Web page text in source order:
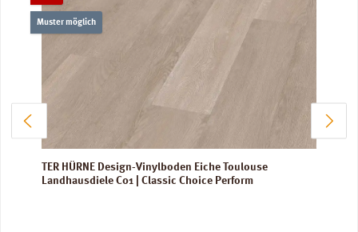
Muster möglich
TER HÜRNE Design-Vinylboden Eiche Toulouse
Landhausdiele C01 | Classic Choice Perform